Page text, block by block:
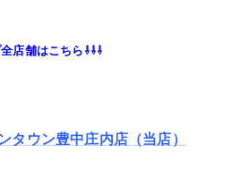
店舗はこちら⇩⇩⇩
タウン豊中庄内店（当店）